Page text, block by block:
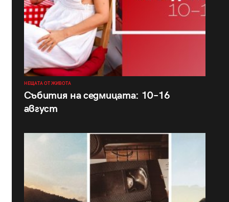
НЕЩАТА ОТ ЖИВОТА
Събития на седмицата: 10–16
август